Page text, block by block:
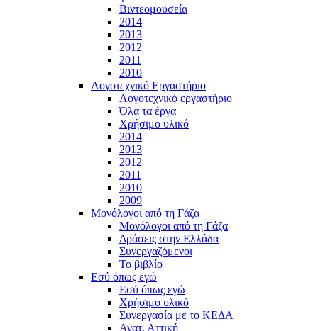
Βιντεομουσεία
2014
2013
2012
2011
2010
Λογοτεχνικό Εργαστήριο
Λογοτεχνικό εργαστήριο
Όλα τα έργα
Χρήσιμο υλικό
2014
2013
2012
2011
2010
2009
Μονόλογοι από τη Γάζα
Μονόλογοι από τη Γάζα
Δράσεις στην Ελλάδα
Συνεργαζόμενοι
To βιβλίο
Εσύ όπως εγώ
Εσύ όπως εγώ
Χρήσιμο υλικό
Συνεργασία με το ΚΕΔΑ
Ανατ. Αττική